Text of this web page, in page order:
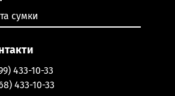
сумки
433-10-33
433-10-33